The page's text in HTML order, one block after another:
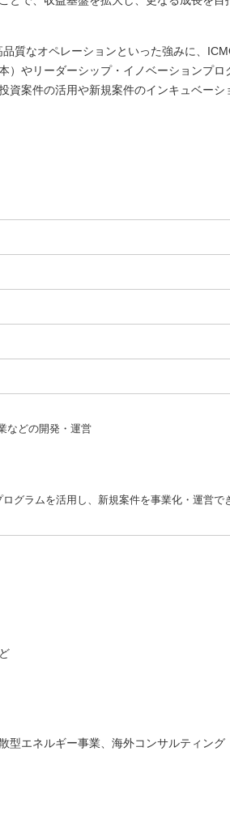
質なオペレーションといった強みに、
）やリーダーシップ・イノベーションプロ
資案件の活用や新規案件のインキュベーシ
などの開発・運営
グラムを活用し、新規案件を事業化・運営で
エネルギー事業、海外コンサルティング